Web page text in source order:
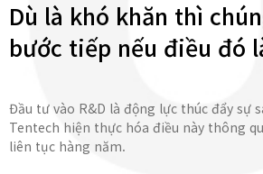
Dù là khó khăn thì
bước tiếp nếu điều đó
Đầu tư vào R&D là động lực thúc đẩy sự
Tentech hiện thực hóa điều này thông
liên tục hàng năm.